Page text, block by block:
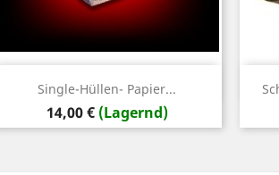
Single-Hüllen- Papier...
Preis
14,00 € (Lagernd)
Vorschau